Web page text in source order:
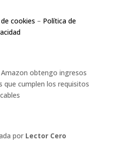
cookies – Política de
obtengo ingresos
que cumplen los requisitos
por Lector Cero